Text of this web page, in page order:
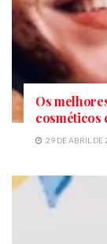
Os
cosméticos
29 DE ABRIL DE